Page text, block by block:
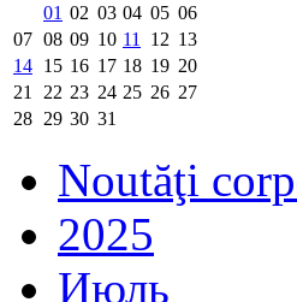
01 02 03 04 05 06
07 08 09 10 11 12 13
14 15 16 17 18 19 20
21
22 23 24 25 26 27
28 29 30 31
Noutăţi
2025
Июль